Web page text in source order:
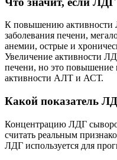
К повышению активности
заболевания печени,
анемии, острые и
Увеличение активности
печени, но это повышение
активности АЛТ и АСТ.
Какой показатель
Концентрацию ЛДГ
считать реальным
ЛДГ используется для